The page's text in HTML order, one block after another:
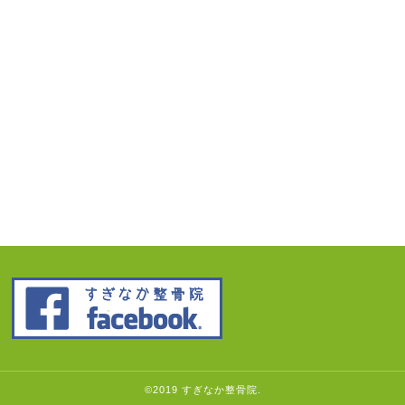
©2019 すぎなか整骨院.